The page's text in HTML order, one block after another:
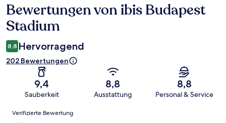
Bewertungen
Bewertungen von ibis Budapest
Stadium
8,8 Hervorragend
202 Bewertungen
9,4
Sauberkeit
8,8
Ausstattung
8,8
Personal & Service
Bewertungen
Verifizierte Bewertung